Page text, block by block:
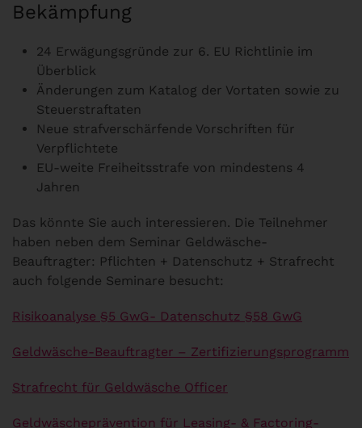
Bekämpfung
24 Erwägungsgründe zur 6. EU Richtlinie im
Überblick
Änderungen zum Katalog der Vortaten sowie zu
Steuerstraftaten
Neue strafverschärfende Vorschriften für
Verpflichtete
EU-weite Freiheitsstrafe von mindestens 4
Jahren
Das könnte Sie auch interessieren. Die Teilnehmer
haben neben dem Seminar Geldwäsche-
Beauftragter: Pflichten + Datenschutz + Strafrecht
auch folgende Seminare besucht:
Risikoanalyse §5 GwG- Datenschutz §58 GwG
Geldwäsche-Beauftragter – Zertifizierungsprogramm
Strafrecht für Geldwäsche Officer
Geldwäscheprävention für Leasing- & Factoring-